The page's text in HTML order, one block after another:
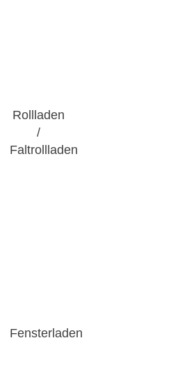
Rollladen
/
Faltrollladen
Fensterladen